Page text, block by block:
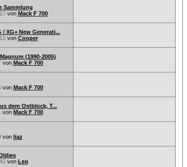
Sammlung
von Mack F 700
/ XG+ New Generati...
von Cooper
(1990-2005)
von Mack F 700
von Mack F 700
dem Ostblock, T...
von Mack F 700
von liaz
von Leo